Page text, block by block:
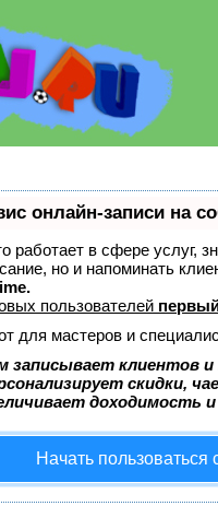
и
онлайн-записи на
работает в сфере услуг,
но и напоминать
пользователей
для мастеров и
записывает клиентов
скидки,
доходимость
Начать пользоваться